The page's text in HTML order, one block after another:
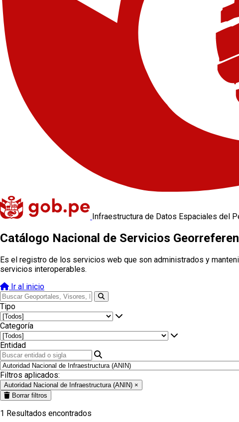
Infraestructura de Datos Espaciales del
Catálogo Nacional de Servicios
Es el registro de los servicios web que son administrados y
servicios interoperables.
Ir al inicio
Tipo
Categoría
Entidad
Filtros aplicados:
Autoridad Nacional de Infraestructura (ANIN) ×
Borrar filtros
1 Resultados encontrados